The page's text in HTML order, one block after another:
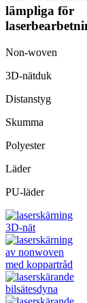
lämpliga för
Non-woven
3D-nätduk
Distanstyg
Skumma
Polyester
Läder
PU-läder